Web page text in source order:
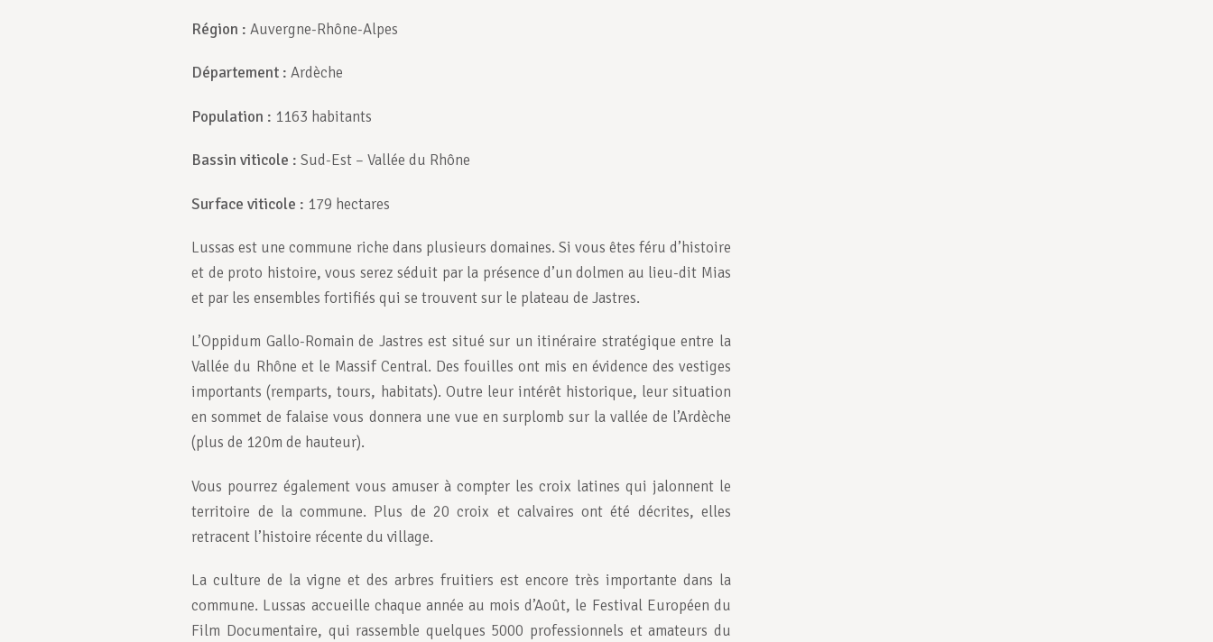
Région : Auvergne-Rhône-Alpes
Département : Ardèche
Population : 1163 habitants
Bassin viticole : Sud-Est – Vallée du Rhône
Surface viticole : 179 hectares
Lussas est une commune riche dans plusieurs domaines. Si vous êtes féru d’histoire
et de proto histoire, vous serez séduit par la présence d’un dolmen au lieu-dit Mias
et par les ensembles fortifiés qui se trouvent sur le plateau de Jastres.
L’Oppidum Gallo-Romain de Jastres est situé sur un itinéraire stratégique entre la
Vallée du Rhône et le Massif Central. Des fouilles ont mis en évidence des vestiges
importants (remparts, tours, habitats). Outre leur intérêt historique, leur situation
en sommet de falaise vous donnera une vue en surplomb sur la vallée de l’Ardèche
(plus de 120m de hauteur).
Vous pourrez également vous amuser à compter les croix latines qui jalonnent le
territoire de la commune. Plus de 20 croix et calvaires ont été décrites, elles
retracent l’histoire récente du village.
La culture de la vigne et des arbres fruitiers est encore très importante dans la
commune. Lussas accueille chaque année au mois d’Août, le Festival Européen du
Film Documentaire, qui rassemble quelques 5000 professionnels et amateurs du